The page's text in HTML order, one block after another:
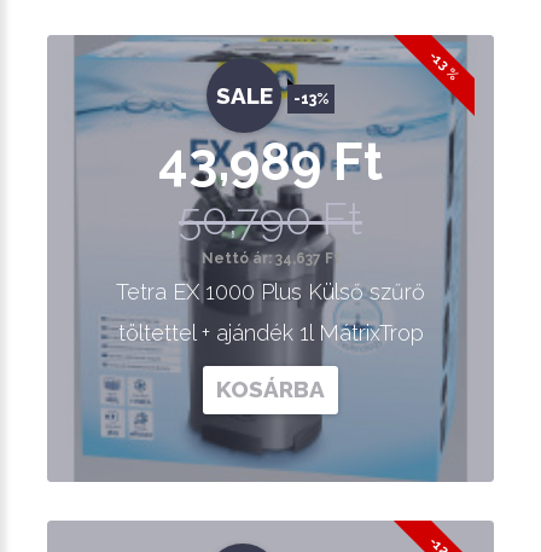
-13 %
SALE -13%
43,989 Ft
50,790 Ft
Nettó ár: 34,637 Ft
Tetra EX 1000 Plus Külső szűrő
töltettel + ajándék 1l MátrixTrop
KOSÁRBA